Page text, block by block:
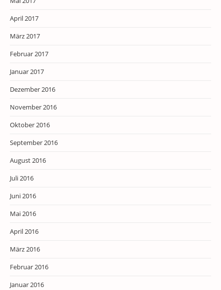
April 2017
März 2017
Februar 2017
Januar 2017
Dezember 2016
November 2016
Oktober 2016
September 2016
August 2016
Juli 2016
Juni 2016
Mai 2016
April 2016
März 2016
Februar 2016
Januar 2016